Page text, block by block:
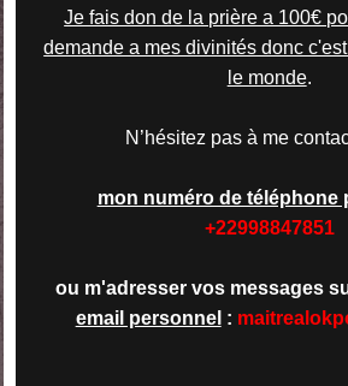
Je fais don de la prière a 100€
demande a mes divinités donc
le monde.
N’hésitez pas à me
mon numéro de téléphone
+22998847851
ou m'adresser vos messages
email personnel :